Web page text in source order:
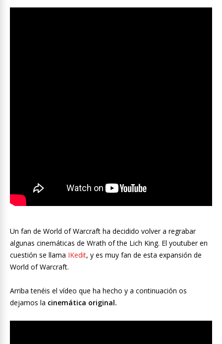
Un fan de World of Warcraft ha decidido volver a regrabar
algunas cinemáticas de Wrath of the Lich King. El youtuber en
cuestión se llama IKedit, y es muy fan de esta expansión de
World of Warcraft.
Arriba tenéis el vídeo que ha hecho y a continuación os
dejamos la cinemática original.